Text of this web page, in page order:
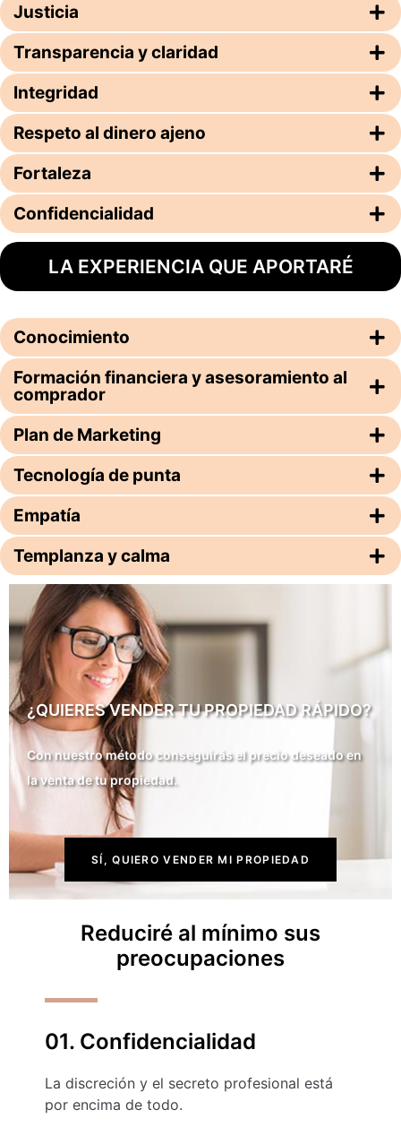
Justicia
Transparencia y claridad
Integridad
Respeto al dinero ajeno
Fortaleza
Confidencialidad
LA EXPERIENCIA QUE APORTARÉ
Conocimiento
Formación financiera y asesoramiento al
comprador
Plan de Marketing
Tecnología de punta
Empatía
Templanza y calma
¿QUIERES VENDER TU PROPIEDAD RÁPIDO?
Con nuestro método conseguirás el precio deseado en
la venta de tu propiedad.
SÍ, QUIERO VENDER MI PROPIEDAD
Reduciré al mínimo sus
preocupaciones
01. Confidencialidad
La discreción y el secreto profesional está
por encima de todo.